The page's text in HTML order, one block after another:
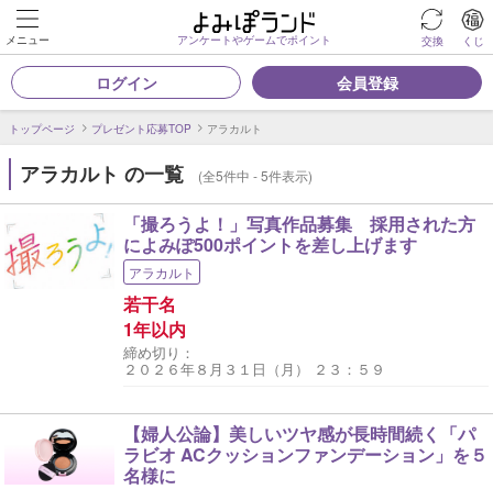
メニュー アンケートやゲームでポイント 交換 くじ
ログイン 会員登録
トップページ プレゼント応募TOP アラカルト
アラカルト の一覧 (全5件中 - 5件表示)
「撮ろうよ！」写真作品募集 採用された方
によみぽ500ポイントを差し上げます
アラカルト
若干名
1年以内
締め切り：
２０２６年８月３１日（月） ２３：５９
【婦人公論】美しいツヤ感が長時間続く「パ
ラビオ ACクッションファンデーション」を５
名様に